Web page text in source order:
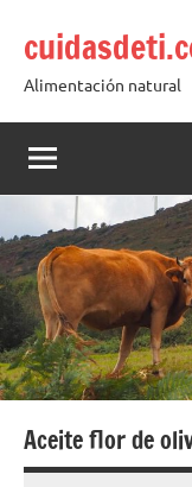
contenido
Alimentación natural
Aceite flor de